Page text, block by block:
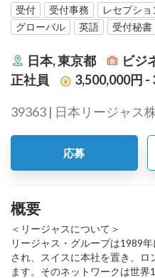
受付 受付事務 レセプショ
グローバル
英語 受付秘書
日本, 東京都
ビジ
正社員
3,500,000円 -
39363 | 日本リージャス
応募
概要
＜リージャスについて＞
リージャス・グループは1989
され、スイスに本社を置き、ロ
ます。そのネットワークは世